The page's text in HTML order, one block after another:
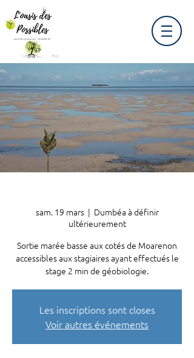
sam. 19 mars
  |
Dumbéa à définir
ultérieurement
Sortie marée basse aux cotés de Moarenon
accessibles aux stagiaires ayant effectués le
stage 2 min de géobiologie.
Les inscriptions sont closes
Voir autres événements